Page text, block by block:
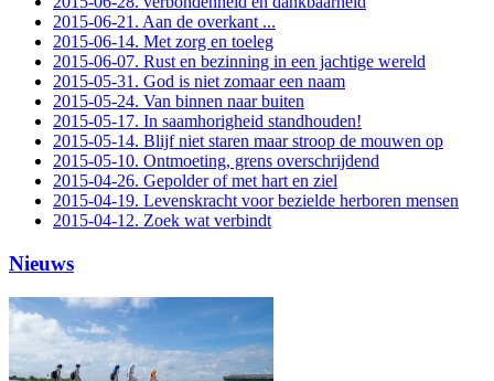
2015-06-21. Aan de overkant ...
2015-06-14. Met zorg en toeleg
2015-06-07. Rust en bezinning in een jachtige wereld
2015-05-31. God is niet zomaar een naam
2015-05-24. Van binnen naar buiten
2015-05-17. In saamhorigheid standhouden!
2015-05-14. Blijf niet staren maar stroop de mouwen op
2015-05-10. Ontmoeting, grens overschrijdend
2015-04-26. Gepolder of met hart en ziel
2015-04-19. Levenskracht voor bezielde herboren mensen
2015-04-12. Zoek wat verbindt
Nieuws